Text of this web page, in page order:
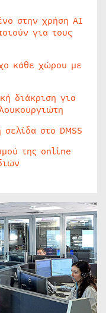
στην χρήση AI
για τους
κάθε χώρου με
διάκριση για
στο DMSS
της online